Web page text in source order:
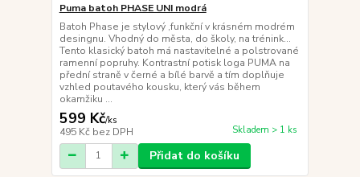
Puma batoh PHASE UNI modrá
Batoh Phase je stylový ,funkční v krásném modrém
desingnu. Vhodný do města, do školy, na trénink...
Tento klasický batoh má nastavitelné a polstrované
ramenní popruhy. Kontrastní potisk loga PUMA na
přední straně v černé a bílé barvě a tím doplňuje
vzhled poutavého kousku, který vás během
okamžiku ...
599 Kč/ks
495 Kč bez DPH Skladem > 1 ks
Přidat do košíku